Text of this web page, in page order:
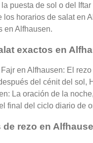
la puesta de sol o del
los horarios de salat en
en Alfhausen.
exactos en
en Alfhausen: El
del cénit del sol,
La oración de la
final del ciclo diario de
de rezo en